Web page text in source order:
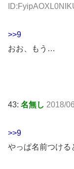
>>9
おお、もう…
43: 名無し 2018/
>>9
やっぱ名前つける